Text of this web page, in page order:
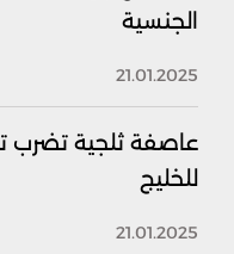
الجنسية
21.01.2025
عاصفة ثلجية تضرب
للخليج
21.01.2025